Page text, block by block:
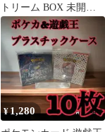
トリーム BOX 未開封
シュリンク有
¥1,280